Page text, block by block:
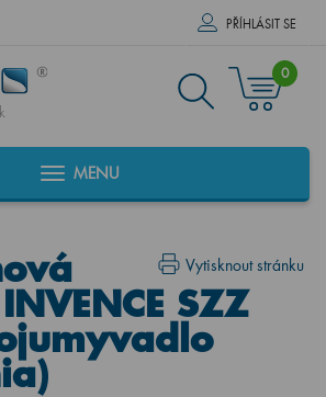
PŘÍHLÁSIT SE
0
MENU
Vytisknout stránku
SZZ